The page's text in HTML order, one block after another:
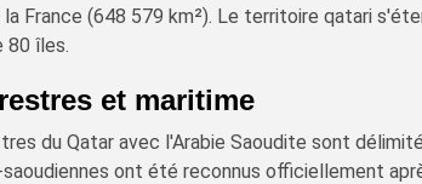
France (648 579 km²). Le territoire qatari
80 îles.
et maritime
du Qatar avec l'Arabie Saoudite sont
ont été reconnus officiellement